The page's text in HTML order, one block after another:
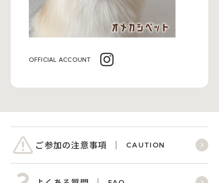
OFFICIAL ACCOUNT
ご参加の注意事項 CAUTION